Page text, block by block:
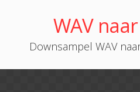
WAV
Downsampel WAV